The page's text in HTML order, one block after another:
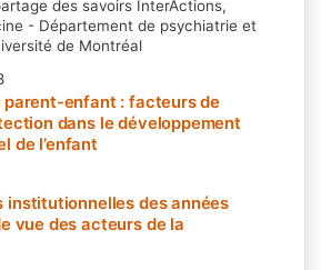
des savoirs InterActions,
- Département de psychiatrie et
de Montréal
parent-enfant : facteurs de
dans le développement
de l’enfant
institutionnelles des années
vue des acteurs de la